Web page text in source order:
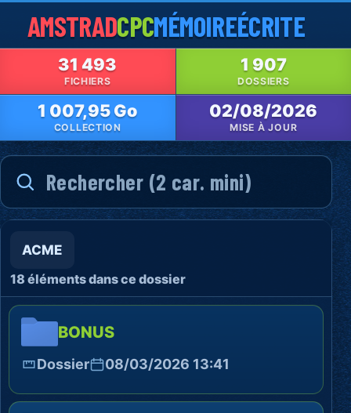
AMSTRADCPCMÉMOIREÉCRITE
31 493
FICHIERS
1 907
DOSSIERS
1 007,95 Go
COLLECTION
02/08/2026
MISE À JOUR
ACME
18 éléments dans ce dossier
BONUS
Dossier 08/03/2026 13:41